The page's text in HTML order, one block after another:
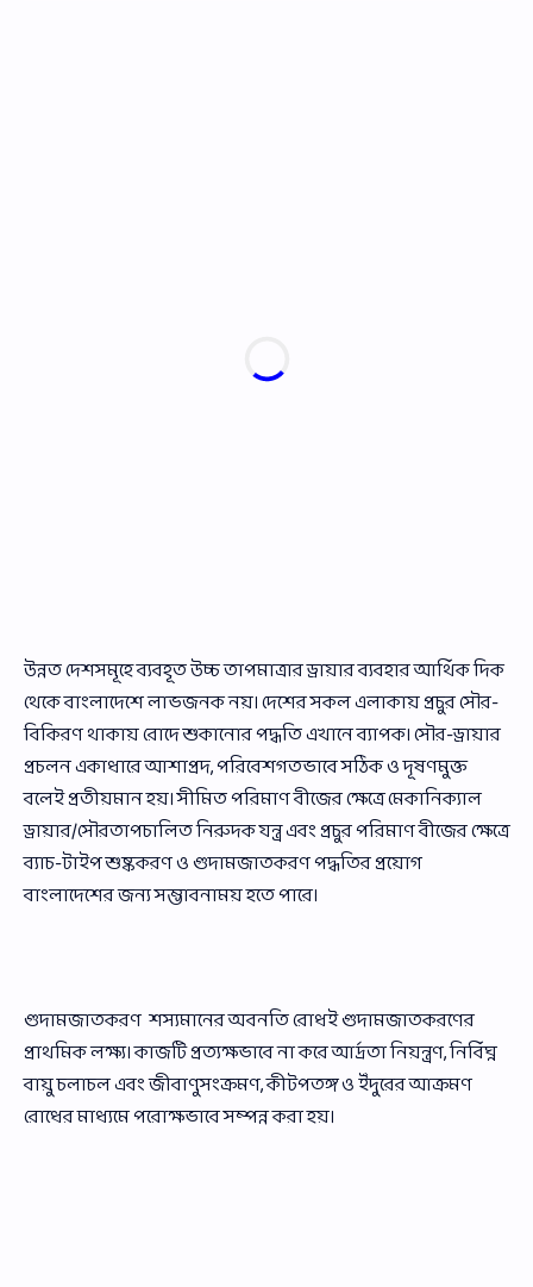
উন্নত দেশসমূহে ব্যবহূত উচ্চ তাপমাত্রার ড্রায়ার ব্যবহার আর্থিক দিক
থেকে বাংলাদেশে লাভজনক নয়। দেশের সকল এলাকায় প্রচুর সৌর-
বিকিরণ থাকায় রোদে শুকানোর পদ্ধতি এখানে ব্যাপক। সৌর-ড্রায়ার
প্রচলন একাধারে আশাপ্রদ, পরিবেশগতভাবে সঠিক ও দূষণমুক্ত
বলেই প্রতীয়মান হয়। সীমিত পরিমাণ বীজের ক্ষেত্রে মেকানিক্যাল
ড্রায়ার/সৌরতাপচালিত নিরুদক যন্ত্র এবং প্রচুর পরিমাণ বীজের ক্ষেত্রে
ব্যাচ-টাইপ শুষ্ককরণ ও গুদামজাতকরণ পদ্ধতির প্রয়োগ
বাংলাদেশের জন্য সম্ভাবনাময় হতে পারে।
গুদামজাতকরণ শস্যমানের অবনতি রোধই গুদামজাতকরণের
প্রাথমিক লক্ষ্য। কাজটি প্রত্যক্ষভাবে না করে আর্দ্রতা নিয়ন্ত্রণ, নির্বিঘ্ন
বায়ু চলাচল এবং জীবাণুসংক্রমণ, কীটপতঙ্গ ও ইঁদুরের আক্রমণ
রোধের মাধ্যমে পরোক্ষভাবে সম্পন্ন করা হয়।